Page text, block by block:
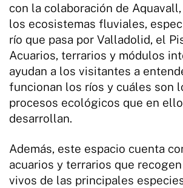
con la colaboración de
los ecosistemas fluviales,
río que pasa por Valladolid, el
Acuarios, terrarios y módulos
ayudan a los visitantes a
funcionan los ríos y cuáles son
procesos ecológicos que en
desarrollan.
Además, este espacio cuenta
acuarios y terrarios que
vivos de las principales